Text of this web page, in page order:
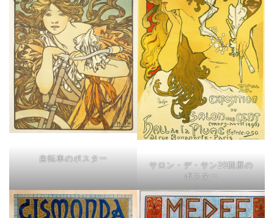
自転車のポスター
サロン・デ・サン20回展の
ポスター